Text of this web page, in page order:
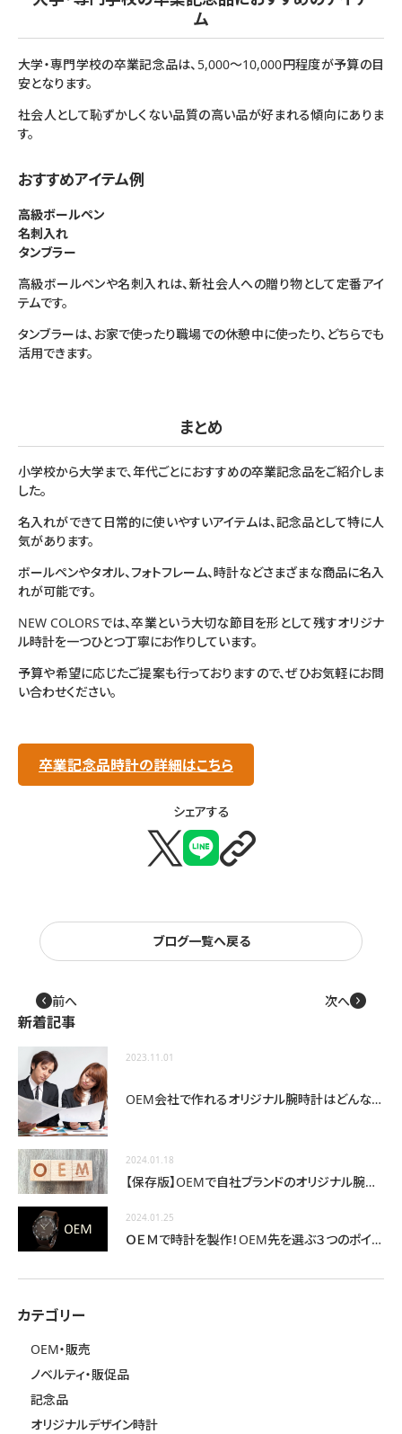
ム
大学・専門学校の卒業記念品は、5,000〜10,000円程度が予算の目
安となります。
社会人として恥ずかしくない品質の高い品が好まれる傾向にありま
す。
おすすめアイテム例
高級ボールペン
名刺入れ
タンブラー
高級ボールペンや名刺入れは、新社会人への贈り物として定番アイ
テムです。
タンブラーは、お家で使ったり職場での休憩中に使ったり、どちらでも
活用できます。
まとめ
小学校から大学まで、年代ごとにおすすめの卒業記念品をご紹介しま
した。
名入れができて日常的に使いやすいアイテムは、記念品として特に人
気があります。
ボールペンやタオル、フォトフレーム、時計などさまざまな商品に名入
れが可能です。
NEW COLORSでは、卒業という大切な節目を形として残すオリジナ
ル時計を一つひとつ丁寧にお作りしています。
予算や希望に応じたご提案も行っておりますので、ぜひお気軽にお問
い合わせください。
卒業記念品時計の詳細はこちら
シェアする
XLINE🔗
ブログ一覧へ戻る
投
稿
ビ
ゲー
ショ
ン
←前へ 次へ→
新着記事
2023.11.01
OEM会社で作れるオリジナル腕時計はどんな種類がある？
2024.01.18
【保存版】OEMで自社ブランドのオリジナル腕時計を作る
2024.01.25
ＯＥＭで時計を製作！OEM先を選ぶ３つのポイント
カテゴリー
OEM・販売
ノベルティ・販促品
記念品
オリジナルデザイン時計